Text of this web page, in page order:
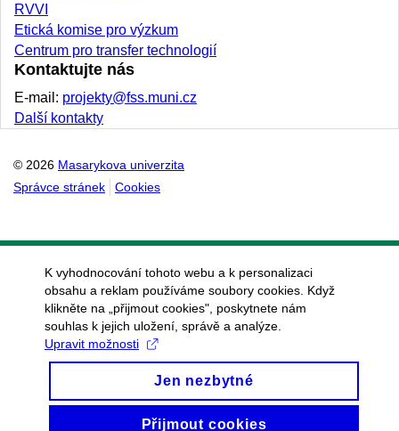
RVVI
Etická komise pro výzkum
Centrum pro transfer technologií
Kontaktujte nás
E-mail: projekty@fss.muni.cz
Další kontakty
© 2026 Masarykova univerzita
Správce stránek
Cookies
K vyhodnocování tohoto webu a k personalizaci
obsahu a reklam používáme soubory cookies. Když
klikněte na „přijmout cookies", poskytnete nám
souhlas k jejich uložení, správě a analýze.
Upravit možnosti
Jen nezbytné
Přijmout cookies